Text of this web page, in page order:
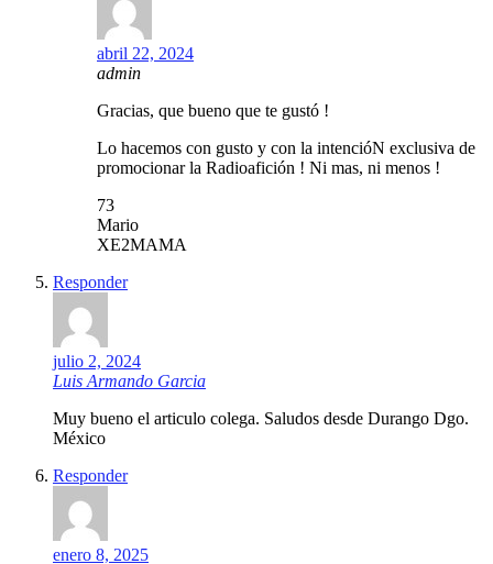
abril 22, 2024
admin
Gracias, que bueno que te gustó !
Lo hacemos con gusto y con la intencióN exclusiva de
promocionar la Radioafición ! Ni mas, ni menos !
73
Mario
XE2MAMA
Responder
julio 2, 2024
Luis Armando Garcia
Muy bueno el articulo colega. Saludos desde Durango Dgo.
México
Responder
enero 8, 2025